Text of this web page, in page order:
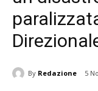
By Redazione 5